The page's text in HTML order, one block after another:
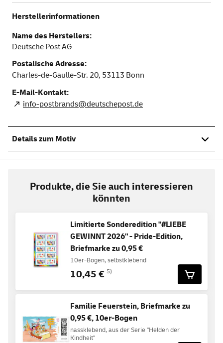
Herstellerinformationen
Name des Herstellers:
Deutsche Post AG
Postalische Adresse:
Charles-de-Gaulle-Str. 20, 53113 Bonn
E-Mail-Kontakt:
info-postbrands@deutschepost.de
Details zum Motiv
Produkte, die Sie auch interessieren
könnten
Limitierte Sonderedition "#LIEBE
GEWINNT 2026" - Pride-Edition,
Briefmarke zu 0,95 €
10er-Bogen, selbstklebend
10,45 € 5)
Familie Feuerstein, Briefmarke zu
0,95 €, 10er-Bogen
nassklebend, aus der Serie "Helden der
Kindheit"